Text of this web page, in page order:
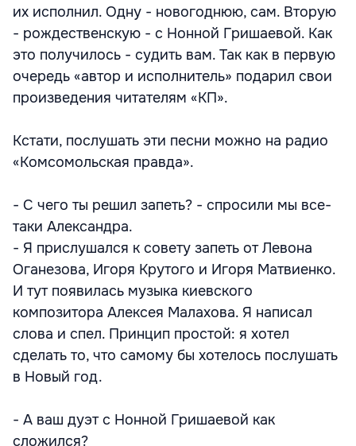
их исполнил. Одну - новогоднюю, сам. Вторую
- рождественскую - с Нонной Гришаевой. Как
это получилось - судить вам. Так как в первую
очередь «автор и исполнитель» подарил свои
произведения читателям «КП».
Кстати, послушать эти песни можно на радио
«Комсомольская правда».
- С чего ты решил запеть? - спросили мы все-
таки Александра.
- Я прислушался к совету запеть от Левона
Оганезова, Игоря Крутого и Игоря Матвиенко.
И тут появилась музыка киевского
композитора Алексея Малахова. Я написал
слова и спел. Принцип простой: я хотел
сделать то, что самому бы хотелось послушать
в Новый год.
- А ваш дуэт с Нонной Гришаевой как
сложился?